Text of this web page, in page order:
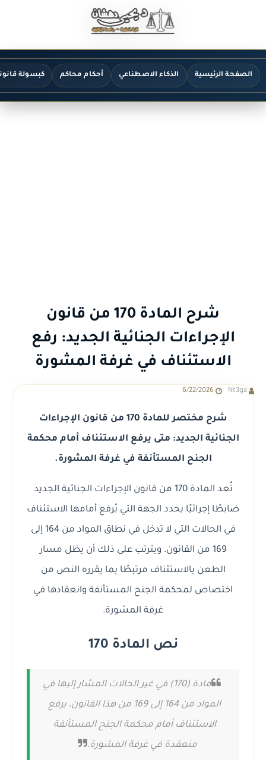
الصفحة الرئيسية الذكاء الاصطناعي أحكام محاكم كبسولة
شرح المادة 170 من قانون
الإجراءات الجنائية الجديد: رفع
الاستئناف في غرفة المشورة
Nt3ga
6/22/2026
شرح مختصر للمادة 170 من قانون الإجراءات
الجنائية الجديد: متى يرفع الاستئناف أمام محكمة
الجنح المستأنفة في غرفة المشورة.
تُعد المادة 170 من قانون الإجراءات الجنائية الجديد
ضابطًا إجرائيًا يحدد الجهة التي يُرفع أمامها الاستئناف
في الحالات التي لا تدخل في نطاق المواد من 164 إلى
169 من القانون. ويترتب على ذلك أن يظل مسار
الطعن بالاستئناف مرتبطًا بما يقرره النص من
اختصاص لمحكمة الجنح المستأنفة وانعقادها في
غرفة المشورة.
نص المادة 170
مادة (170) في غير الحالات المشار إليها في
المواد من 164 إلى 169 من هذا القانون، يرفع
الاستئناف أمام محكمة الجنح المستأنفة
منعقدة في غرفة المشورة.